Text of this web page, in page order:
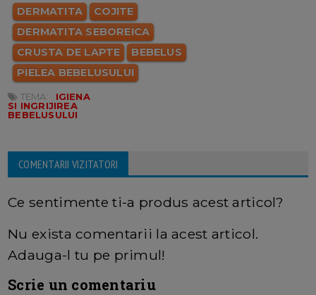
DERMATITA
COJITE
DERMATITA SEBOREICA
CRUSTA DE LAPTE
BEBELUS
PIELEA BEBELUSULUI
TEMA:
IGIENA
SI INGRIJIREA
BEBELUSULUI
COMENTARII VIZITATORI
Ce sentimente ti-a produs acest articol?
Nu exista comentarii la acest articol.
Adauga-l tu pe primul!
Scrie un comentariu